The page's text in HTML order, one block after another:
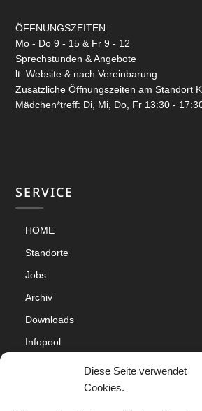
Diese Seite verwendet
Cookies.
ÖFFNUNGSZEITEN:
Mo - Do 9 - 15 & Fr 9 - 12
Sprechstunden & Angebote
lt. Website & nach Vereinbarung
Zusätzliche Öffnungszeiten am Standort
Mädchen*treff: Di, Mi, Do, Fr 13:30 -
SERVICE
HOME
Standorte
Jobs
Archiv
Downloads
Infopool